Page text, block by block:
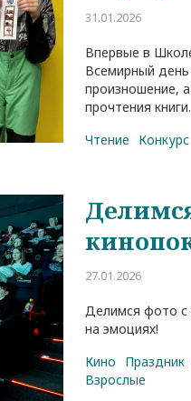
31.01.2026
Впервые в
Всемирный день
произношение,
прочтения книги.
Чтение
Конкурс
27.01.2026
Делимся фото с
на эмоциях!
Кино
Праздник
Взрослые
Как проходит знакомство
ребенка с преподавателем
18.08.2022